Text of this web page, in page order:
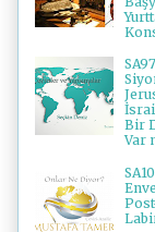
Bir
Var